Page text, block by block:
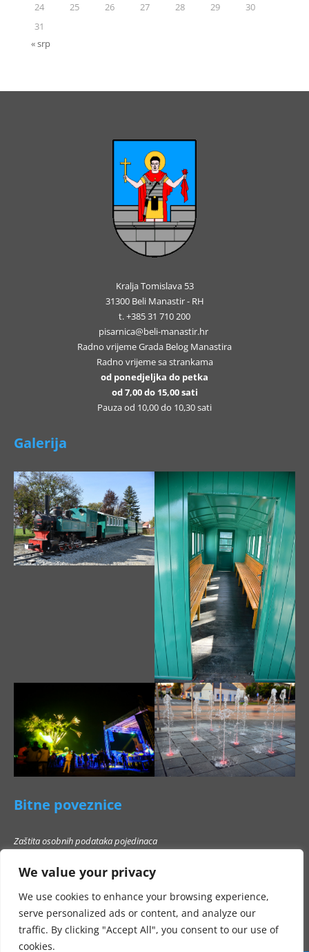
We value your privacy
We use cookies to enhance your browsing experience,
serve personalized ads or content, and analyze our
traffic. By clicking "Accept All", you consent to our use of
cookies.
24
25 26 27 28 29
30
31
« srp
Kralja Tomislava 53
31300 Beli Manastir - RH
t. +385 31 710 200
pisarnica@beli-manastir.hr
Radno vrijeme Grada Belog Manastira
Radno vrijeme sa strankama
od ponedjeljka do petka
od 7,00 do 15,00 sati
Pauza od 10,00 do 10,30 sati
Galerija
Bitne poveznice
Zaštita osobnih podataka pojedinaca
Popis poslovnih subjekata s kojima Grad Beli Manastir ne smije stupati u